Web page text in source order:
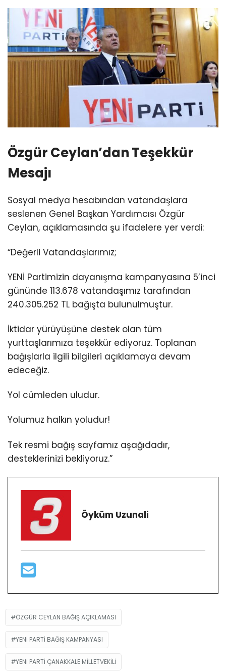
Özgür Ceylan’dan Teşekkür
Mesajı
Sosyal medya hesabından vatandaşlara
seslenen Genel Başkan Yardımcısı Özgür
Ceylan, açıklamasında şu ifadelere yer verdi:
“Değerli Vatandaşlarımız;
YENİ Partimizin dayanışma kampanyasına 5’inci
gününde 113.678 vatandaşımız tarafından
240.305.252 TL bağışta bulunulmuştur.
İktidar yürüyüşüne destek olan tüm
yurttaşlarımıza teşekkür ediyoruz. Toplanan
bağışlarla ilgili bilgileri açıklamaya devam
edeceğiz.
Yol cümleden uludur.
Yolumuz halkın yoludur!
Tek resmi bağış sayfamız aşağıdadır,
desteklerinizi bekliyoruz.”
Öyküm Uzunali
ÖZGÜR CEYLAN BAĞIŞ AÇIKLAMASI
YENI PARTI BAĞIŞ KAMPANYASI
YENI PARTI ÇANAKKALE MILLETVEKILI